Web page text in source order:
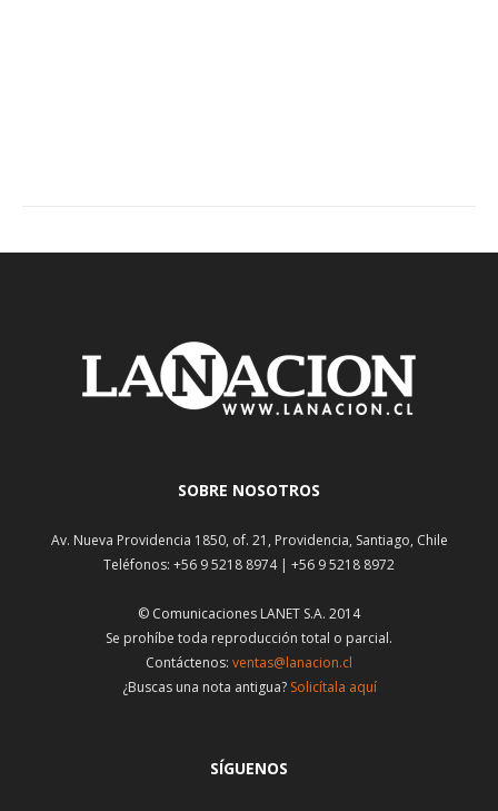
SOBRE NOSOTROS
Av. Nueva Providencia 1850, of. 21, Providencia, Santiago, Chile
Teléfonos: +56 9 5218 8974 | +56 9 5218 8972
© Comunicaciones LANET S.A. 2014
Se prohíbe toda reproducción total o parcial.
Contáctenos: ventas@lanacion.cl
¿Buscas una nota antigua? Solicítala aquí
SÍGUENOS